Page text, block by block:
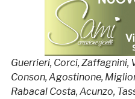
Guerrieri, Corci, Zaffagnini,
Conson, Agostinone,
Rabacal Costa, Acunzo,